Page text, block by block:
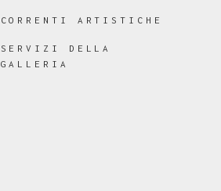
CORRENTI ARTISTICHE
SERVIZI DELLA
GALLERIA